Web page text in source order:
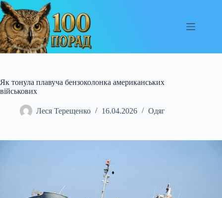
Перейти
до
вмісту
Як тонула плавуча бензоколонка американських
військових
Леся Терещенко 16.04.2026 Одяг